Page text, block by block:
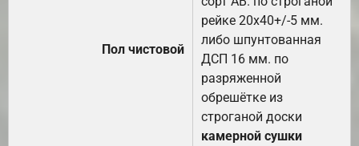
Пол чистовой
рейке 20х40+/-5 мм.
либо шпунтованная
ДСП 16 мм. по
разряженной
обрешётке из
строганой доски
камерной сушки